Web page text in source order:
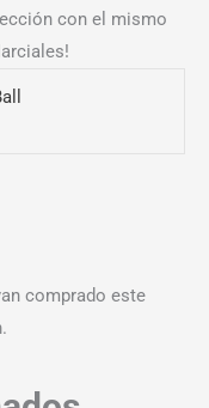
con el mismo
comprado este